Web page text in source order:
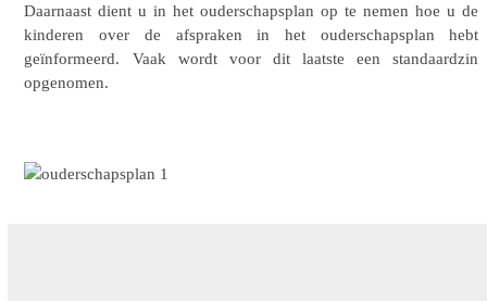
Daarnaast dient u in het ouderschapsplan op te nemen hoe u de
kinderen over de afspraken in het ouderschapsplan hebt
geïnformeerd. Vaak wordt voor dit laatste een standaardzin
opgenomen.